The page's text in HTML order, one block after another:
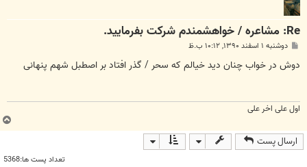
Re: مشاعره / خواهشمندم شرکت بفرماييد.
پ
ت
دوشنبه ۱ اسفند ۱۳۹۰, ۱۰:۱۲ ب.ظ
دوش در خواب چنان دید خیالم که سحر / گذر افتاد بر اصطبل شهم پنهانی
اول علی اخر علی
ب
ا
ارسال پست
تعداد پست ها:5368